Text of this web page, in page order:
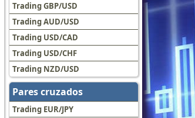
Trading GBP/USD
Trading AUD/USD
Trading USD/CAD
Trading USD/CHF
Trading NZD/USD
Pares cruzados
Trading EUR/JPY